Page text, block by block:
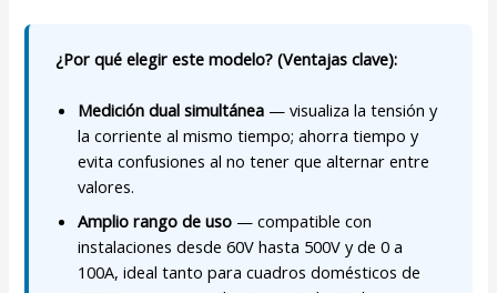
¿Por qué elegir este modelo? (Ventajas clave):
Medición dual simultánea — visualiza la tensión y
la corriente al mismo tiempo; ahorra tiempo y
evita confusiones al no tener que alternar entre
valores.
Amplio rango de uso — compatible con
instalaciones desde 60V hasta 500V y de 0 a
100A, ideal tanto para cuadros domésticos de